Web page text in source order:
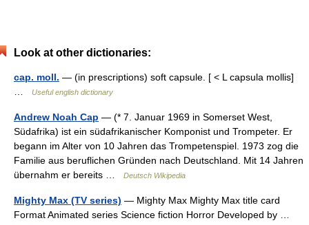
Look at other dictionaries:
cap. moll. — (in prescriptions) soft capsule. [ < L capsula mollis]
Useful english dictionary
Andrew Noah Cap — (* 7. Januar 1969 in Somerset West,
Südafrika) ist ein südafrikanischer Komponist und Trompeter. Er
begann im Alter von 10 Jahren das Trompetenspiel. 1973 zog die
Familie aus beruflichen Gründen nach Deutschland. Mit 14 Jahren
übernahm er bereits …
Deutsch Wikipedia
Mighty Max (TV series) — Mighty Max Mighty Max title card
Format Animated series Science fiction Horror Developed by …